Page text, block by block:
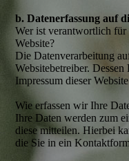
b. Datenerfassung auf
Wer ist verantwortlich für
Website?
Die Datenverarbeitung
Websitebetreiber.
Impressum dieser
Wie erfassen wir Ihre
Ihre Daten werden zum
diese mitteilen. Hierbei
die Sie in ein